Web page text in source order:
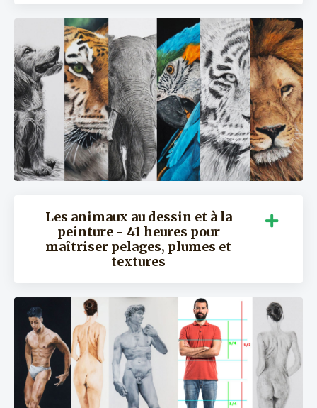
Les animaux au dessin et à la
peinture - 41 heures pour
maîtriser pelages, plumes et
textures